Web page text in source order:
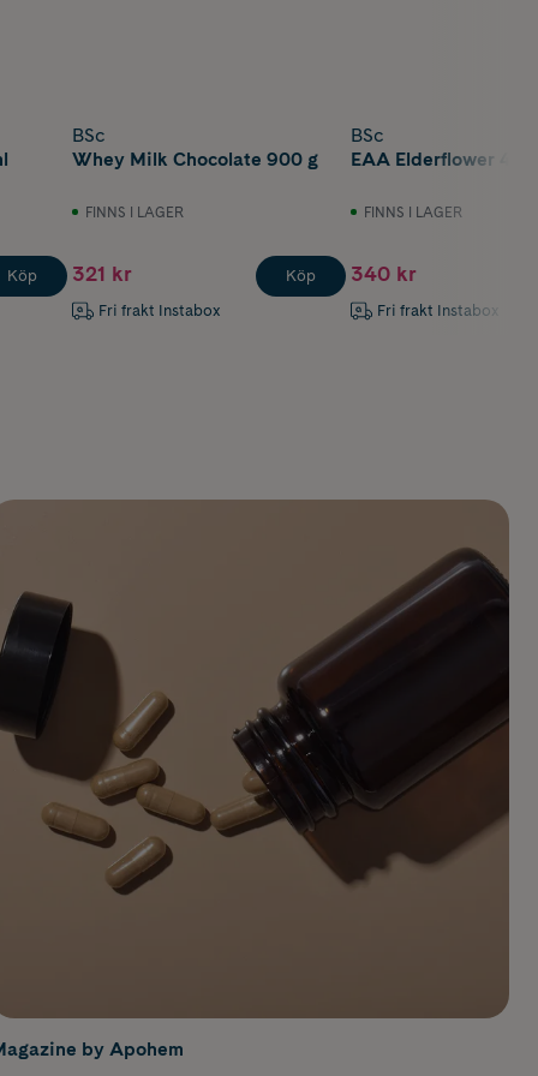
Köp
BSc
Whey Milk Chocolate 900 g
FINNS I LAGER
321 kr
Fri frakt Instabox
Köp
BSc
EAA Elderflower
FINNS I LAGER
340 kr
Fri frakt Instabox
by Apohem